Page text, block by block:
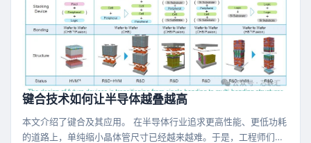
键合技术如何让半导体越叠越高
本文介绍了键合及其应用。 在半导体行业追求更高性能、更低功耗
的道路上，单纯缩小晶体管尺寸已经越来越难。于是，工程师们换